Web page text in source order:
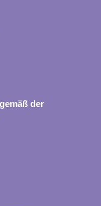
der